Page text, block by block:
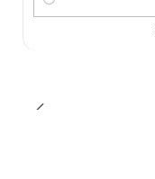
Cantidad